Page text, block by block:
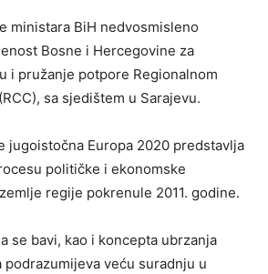
ministara BiH nedvosmisleno
Bosne i Hercegovine za
i pružanje potpore Regionalnom
sa sjedištem u Sarajevu.
jugoistočna Europa 2020 predstavlja
političke i ekonomske
regije pokrenule 2011. godine.
se bavi, kao i koncepta ubrzanja
podrazumijeva veću suradnju u